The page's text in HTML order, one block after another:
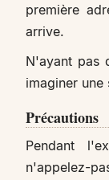
première
arrive.
N'ayant pas
imaginer une
Précautions
Pendant
n'appelez-